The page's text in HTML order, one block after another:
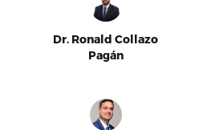
Dr. Ronald Collazo
Pagán